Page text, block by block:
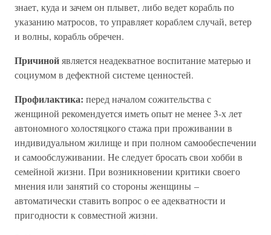
знает, куда и зачем он плывет, либо ведет корабль по
указанию матросов, то управляет кораблем случай, ветер
и волны, корабль обречен.
Причинойявляется неадекватное воспитание матерью и
социумом в дефектной системе ценностей.
Профилактика: перед началом сожительства с
женщиной рекомендуется иметь опыт не менее 3-х лет
автономного холостяцкого стажа при проживании в
индивидуальном жилище и при полном самообеспечении
и самообслуживании. Не следует бросать свои хобби в
семейной жизни. При возникновении критики своего
мнения или занятий со стороны женщины –
автоматически ставить вопрос о ее адекватности и
пригодности к совместной жизни.